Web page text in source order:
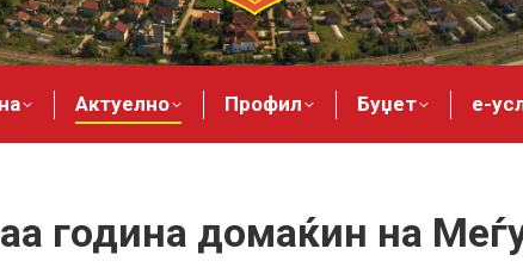
Актуелно Профил Буџет е-
година домаќин на